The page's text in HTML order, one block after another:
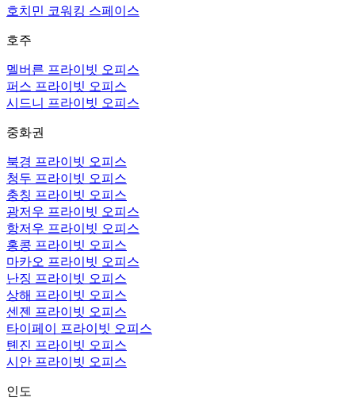
호치민 코워킹 스페이스
호주
멜버른 프라이빗 오피스
퍼스 프라이빗 오피스
시드니 프라이빗 오피스
중화권
북경 프라이빗 오피스
청두 프라이빗 오피스
충칭 프라이빗 오피스
광저우 프라이빗 오피스
항저우 프라이빗 오피스
홍콩 프라이빗 오피스
마카오 프라이빗 오피스
난징 프라이빗 오피스
상해 프라이빗 오피스
센젠 프라이빗 오피스
타이페이 프라이빗 오피스
톈진 프라이빗 오피스
시안 프라이빗 오피스
인도